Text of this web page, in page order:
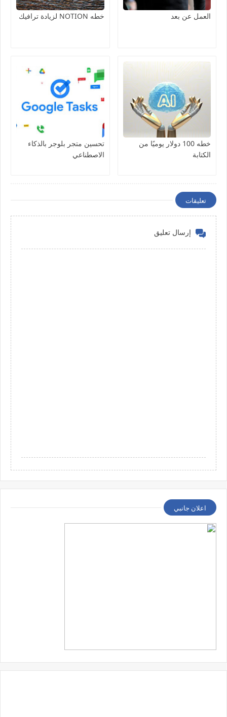
العمل عن بعد خطه NOTION لزيادة ترافيك
خطه 100 دولار يوميًا من
الكتابة
تحسين متجر بلوجر بالذكاء
الاصطناعي
تعليقات
إرسال تعليق
اعلان جانبي